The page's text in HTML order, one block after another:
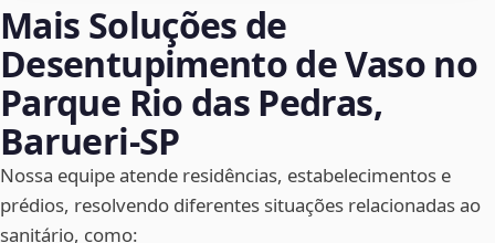
Mais Soluções de
Desentupimento de Vaso no
Parque Rio das Pedras,
Barueri‑SP
Nossa equipe atende residências, estabelecimentos e
prédios, resolvendo diferentes situações relacionadas ao
sanitário, como: